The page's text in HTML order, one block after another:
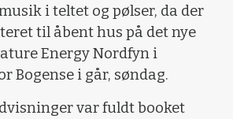
i teltet og pølser, da der
til åbent hus på det nye
Energy Nordfyn i
Bogense i går, søndag.
var fuldt booket